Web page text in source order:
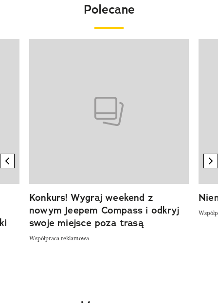
Polecane
previous element
Konkurs! Wygraj weekend z
nowym Jeepem Compass i odkryj
swoje miejsce poza trasą
Współpraca reklamowa